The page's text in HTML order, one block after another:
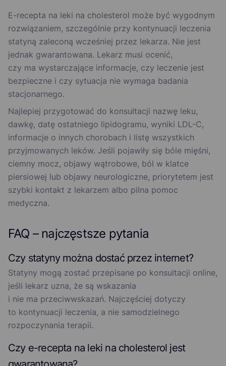
E-recepta na leki na cholesterol może być wygodnym
rozwiązaniem, szczególnie przy kontynuacji leczenia
statyną zaleconą wcześniej przez lekarza. Nie jest
jednak gwarantowana. Lekarz musi ocenić,
czy ma wystarczające informacje, czy leczenie jest
bezpieczne i czy sytuacja nie wymaga badania
stacjonarnego.
Najlepiej przygotować do konsultacji nazwę leku,
dawkę, datę ostatniego lipidogramu, wyniki LDL-C,
informacje o innych chorobach i listę wszystkich
przyjmowanych leków. Jeśli pojawiły się bóle mięśni,
ciemny mocz, objawy wątrobowe, ból w klatce
piersiowej lub objawy neurologiczne, priorytetem jest
szybki kontakt z lekarzem albo pilna pomoc
medyczna.
FAQ – najczęstsze pytania
Czy statyny można dostać przez internet?
Statyny mogą zostać przepisane po konsultacji online,
jeśli lekarz uzna, że są wskazania
i nie ma przeciwwskazań. Najczęściej dotyczy
to kontynuacji leczenia, a nie samodzielnego
rozpoczynania terapii.
Czy e-recepta na leki na cholesterol jest